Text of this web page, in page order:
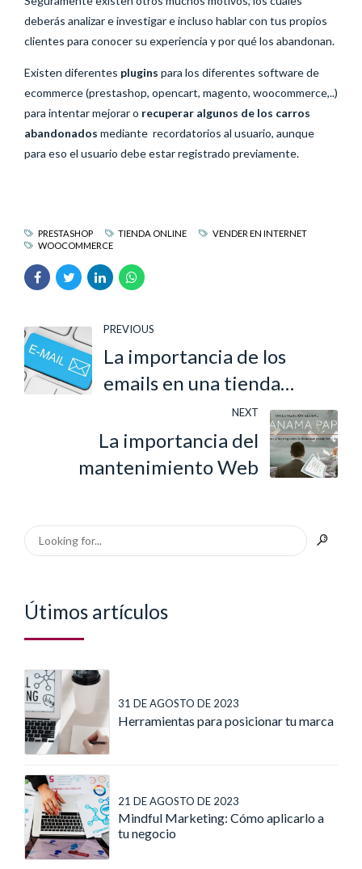
deberás analizar e investigar e incluso hablar con tus propios
clientes para conocer su experiencia y por qué los abandonan.
Existen diferentes plugins para los diferentes software de
ecommerce (prestashop, opencart, magento, woocommerce,..)
para intentar mejorar o recuperar algunos de los carros
abandonados mediante recordatorios al usuario, aunque
para eso el usuario debe estar registrado previamente.
PRESTASHOP TIENDA ONLINE
VENDER EN INTERNET
WOOCOMMERCE
PREVIOUS
La importancia de los
emails en una tienda
NEXT
La importancia del
mantenimiento Web
Útimos artículos
31 DE AGOSTO DE 2023
Herramientas para posicionar tu marca
21 DE AGOSTO DE 2023
Mindful Marketing: Cómo aplicarlo a
tu negocio